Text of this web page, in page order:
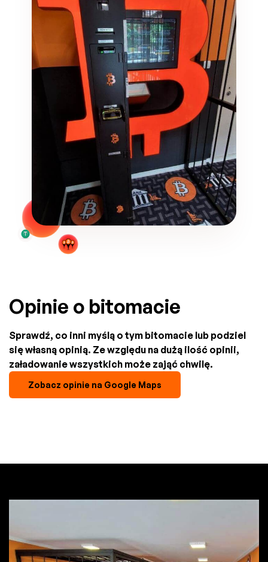
Opinie o bitomacie
Sprawdź, co inni myślą o tym bitomacie lub podziel
się własną opinią. Ze względu na dużą ilość opinii,
załadowanie wszystkich może zająć chwilę.
Zobacz opinie na Google Maps